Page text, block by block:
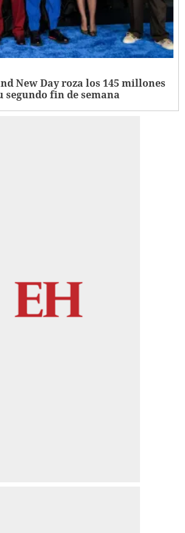
New Day roza los 145 millones
segundo fin de semana